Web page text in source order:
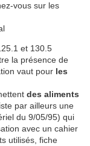
vous sur les
et 130.5
la présence de
vaut pour les
des aliments
par ailleurs une
du 9/05/95) qui
avec un cahier
utilisés, fiche